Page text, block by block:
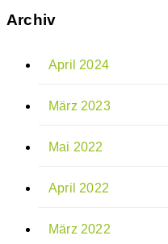
Archiv
April 2024
März 2023
Mai 2022
April 2022
März 2022